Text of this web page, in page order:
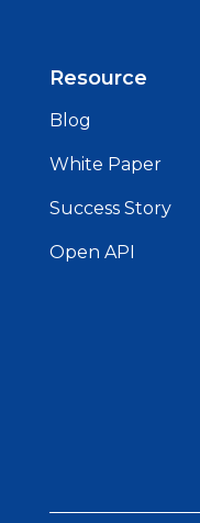
Resource
Blog
White Paper
Success Story
Open API